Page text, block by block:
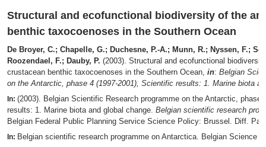
Structural and ecofunctional biodiversity of the
benthic taxocoenoses in the Southern Ocean
De Broyer, C.; Chapelle, G.; Duchesne, P.-A.; Munn, R.; Nyssen, F.;
Roozendael, F.; Dauby, P. (2003). Structural and ecofunctional
crustacean benthic taxocoenoses in the Southern Ocean, in: Belgian
on the Antarctic, phase 4 (1997-2001), Scientific results: 1. Marine biota
In: (2003). Belgian Scientific Research programme on the Antarctic, phase
results: 1. Marine biota and global change. Belgian scientific research
Belgian Federal Public Planning Service Science Policy: Brussel. Diff.
In: Belgian scientific research programme on Antarctica. Belgian Science